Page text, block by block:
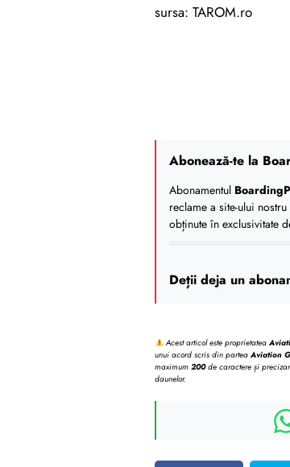
sursa: TAROM.ro
Abonează-te la
Abonamentul
reclame a site-ului
obținute în exclusivitate
Deții deja un
Acest articol este proprietatea
unui acord scris din partea Aviation
maximum 200de caractere și
daunelor.